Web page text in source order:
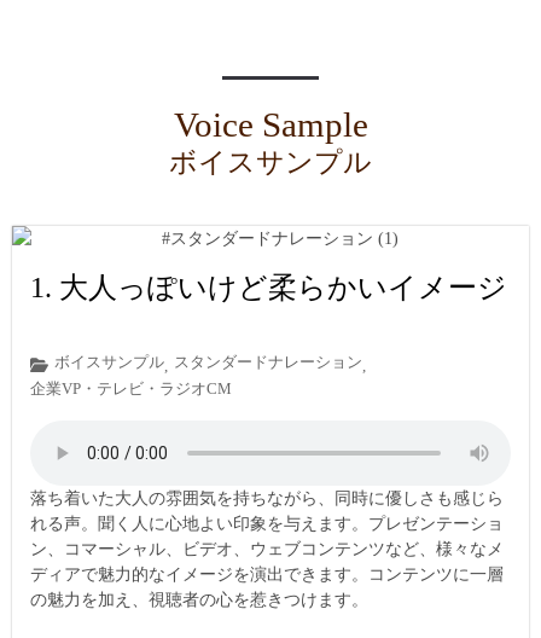
Voice Sample
ボイスサンプル
1. 大人っぽいけど柔らかいイメージ
ボイスサンプル スタンダードナレーション
企業VP・テレビ・ラジオCM
落ち着いた大人の雰囲気を持ちながら、同時に優しさも感じら
れる声。聞く人に心地よい印象を与えます。プレゼンテーショ
ン、コマーシャル、ビデオ、ウェブコンテンツなど、様々なメ
ディアで魅力的なイメージを演出できます。コンテンツに一層
の魅力を加え、視聴者の心を惹きつけます。